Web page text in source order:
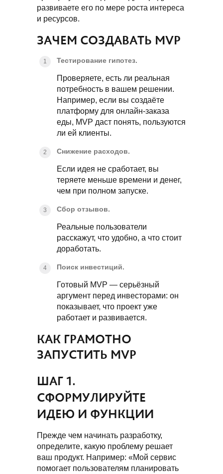
развиваете его по мере роста интереса
и ресурсов.
ЗАЧЕМ СОЗДАВАТЬ MVP
Тестирование гипотез.
Проверяете, есть ли реальная
потребность в вашем решении.
Например, если вы создаёте
платформу для онлайн-заказа
еды, MVP даст понять, пользуются
ли ей клиенты.
Снижение расходов.
Если идея не сработает, вы
теряете меньше времени и денег,
чем при полном запуске.
Сбор отзывов.
Реальные пользователи
расскажут, что удобно, а что стоит
доработать.
Поиск инвестиций.
Готовый MVP — серьёзный
аргумент перед инвесторами: он
показывает, что проект уже
работает и развивается.
КАК ГРАМОТНО
ЗАПУСТИТЬ MVP
ШАГ 1.
СФОРМУЛИРУЙТЕ
ИДЕЮ И ФУНКЦИИ
Прежде чем начинать разработку,
определите, какую проблему решает
ваш продукт. Например: «Мой сервис
помогает пользователям планировать